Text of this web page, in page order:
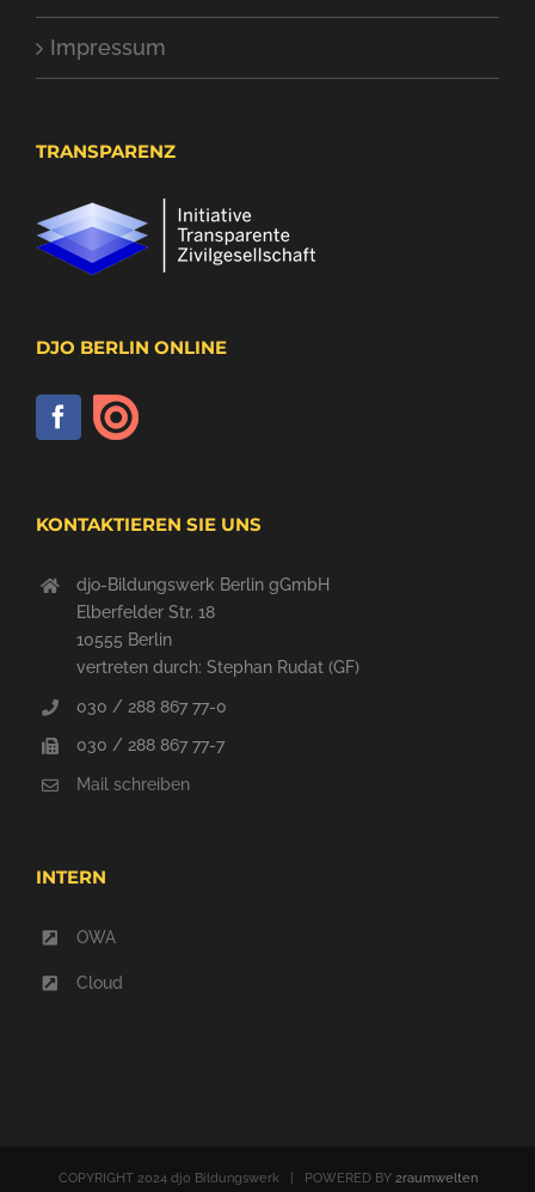
Impressum
TRANSPARENZ
DJO BERLIN ONLINE
KONTAKTIEREN SIE UNS
djo-Bildungswerk Berlin gGmbH
Elberfelder Str. 18
10555 Berlin
vertreten durch: Stephan Rudat (GF)
030 / 288 867 77-0
030 / 288 867 77-7
Mail schreiben
INTERN
OWA
Cloud
COPYRIGHT 2024 djo Bildungswerk | POWERED BY 2raumwelten